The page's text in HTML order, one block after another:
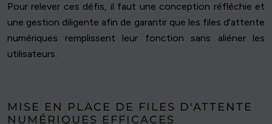
Pour relever ces défis, il faut une conception réfléchie et
une gestion diligente afin de garantir que les files d'attente
numériques remplissent leur fonction sans aliéner les
utilisateurs.
MISE EN PLACE DE FILES D'ATTENTE
NUMÉRIQUES EFFICACES